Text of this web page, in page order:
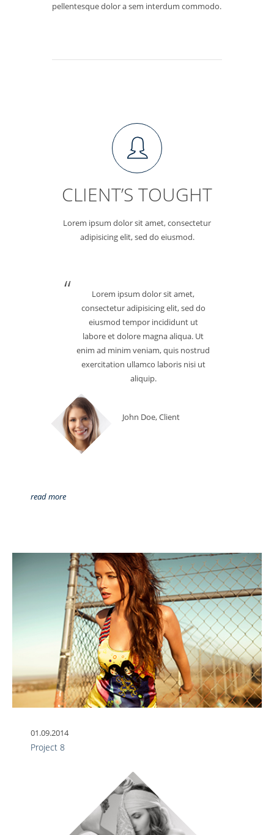
pellentesque dolor a sem interdum commodo.
CLIENT’S TOUGHT
Lorem ipsum dolor sit amet, consectetur
adipisicing elit, sed do eiusmod.
Lorem ipsum dolor sit amet,
consectetur adipisicing elit, sed do
eiusmod tempor incididunt ut
labore et dolore magna aliqua. Ut
enim ad minim veniam, quis nostrud
exercitation ullamco laboris nisi ut
aliquip.
John Doe, Client
read more
01.09.2014
Project 8